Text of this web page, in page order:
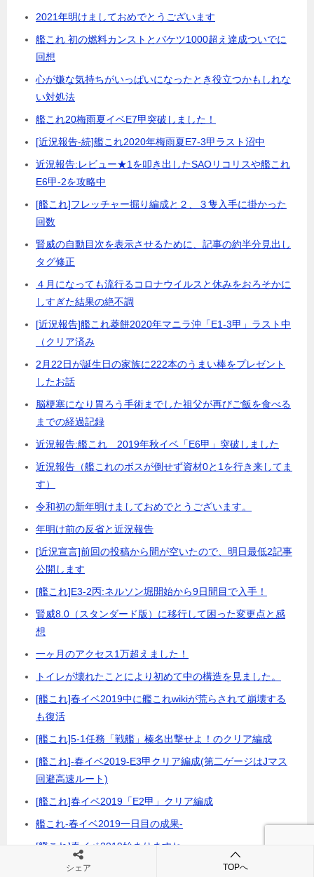
2021年明けましておめでとうございます
艦これ 初の燃料カンストとバケツ1000超え達成ついでに
回想
心が嫌な気持ちがいっぱいになったとき役立つかもしれな
い対処法
艦これ20梅雨夏イベE7甲突破しました！
[近況報告-続]艦これ2020年梅雨夏E7-3甲ラスト沼中
近況報告:レビュー★1を叩き出したSAOリコリスや艦これ
E6甲-2を攻略中
[艦これ]フレッチャー掘り編成と２、３隻入手に掛かった
回数
賢威の自動目次を表示させるために、記事の約半分見出し
タグ修正
４月になっても流行るコロナウイルスと休みをおろそかに
しすぎた結果の絶不調
[近況報告]艦これ菱餅2020年マニラ沖「E1-3甲」ラスト中
（クリア済み
2月22日が誕生日の家族に222本のうまい棒をプレゼント
したお話
脳梗塞になり胃ろう手術までした祖父が再びご飯を食べる
までの経過記録
近況報告:艦これ 2019年秋イベ「E6甲」突破しました
近況報告（艦これのボスが倒せず資材0と1を行き来してま
す）
令和初の新年明けましておめでとうございます。
年明け前の反省と近況報告
[近況宣言]前回の投稿から間が空いたので、明日最低2記事
公開します
[艦これ]E3-2丙:ネルソン堀開始から9日間目で入手！
賢威8.0（スタンダード版）に移行して困った変更点と感
想
一ヶ月のアクセス1万超えました！
トイレが壊れたことにより初めて中の構造を見ました。
[艦これ]春イベ2019中に艦これwikiが荒らされて崩壊する
も復活
[艦これ]5-1任務「戦艦」榛名出撃せよ！のクリア編成
[艦これ]-春イベ2019-E3甲クリア編成(第二ゲージはJマス
回避高速ルート)
[艦これ]春イベ2019「E2甲」クリア編成
艦これ-春イベ2019一日目の成果-
[艦これ]春イベ2019始まりますね
[FGO]事件簿レイド「増殖しすぎたバルバトス」にマスタ
シェア TOPへ